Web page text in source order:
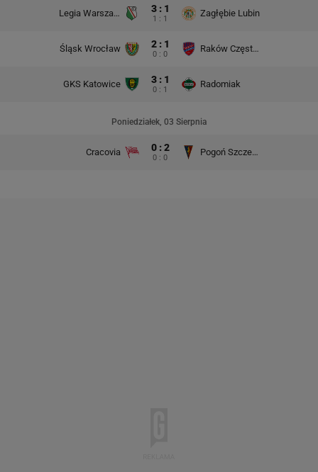
Legia Warszawa 3 : 1
1 : 1
Zagłębie Lubin
Śląsk Wrocław 2 : 1
0 : 0
Raków Częstochowa
GKS Katowice 3 : 1
0 : 1
Radomiak
Poniedziałek, 03 Sierpnia
Cracovia 0 : 2
0 : 0
Pogoń Szczecin